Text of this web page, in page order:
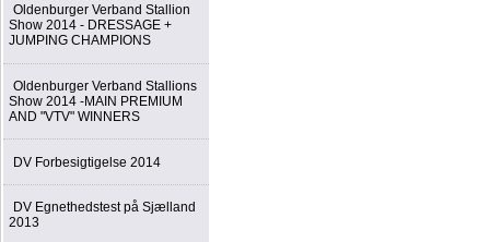
Oldenburger Verband Stallion
Show 2014 - DRESSAGE +
JUMPING CHAMPIONS
Oldenburger Verband Stallions
Show 2014 -MAIN PREMIUM
AND "VTV" WINNERS
DV Forbesigtigelse 2014
DV Egnethedstest på Sjælland
2013